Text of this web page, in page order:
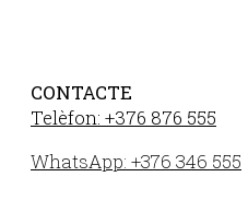
CONTACTE
Telèfon: +376 876 555
WhatsApp: +376 346 555